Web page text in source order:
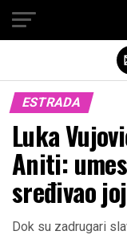
ESTRADA
Luka
Aniti:
sređivao
Dok su zadrugari